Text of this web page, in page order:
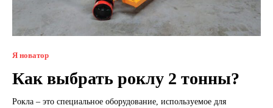
Я новатор
Как выбрать роклу 2 тонны?
Рокла – это специальное оборудование, используемое для